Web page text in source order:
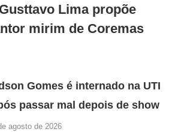
Lima propõe
mirim de Coremas
Gomes é internado na UTI
passar mal depois de show
agosto de 2026